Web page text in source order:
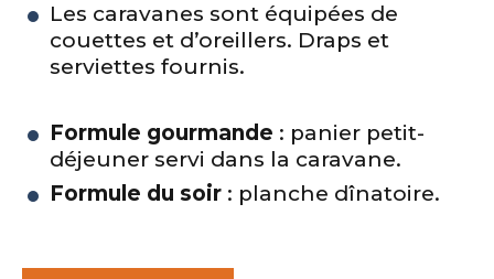
Les caravanes sont équipées de
couettes et d’oreillers. Draps et
serviettes fournis.
Formule gourmande : panier petit-
déjeuner servi dans la caravane.
Formule du soir : planche dînatoire.